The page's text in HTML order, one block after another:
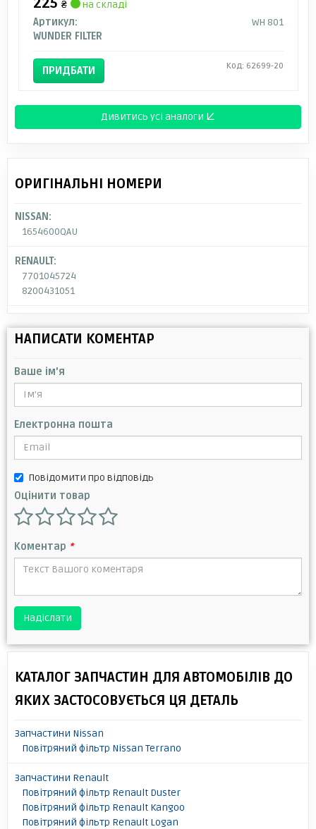
₴
на складі
Артикул:
WH 801
WUNDER FILTER
ПРИДБАТИ Код: 62699-20
Дивитись усі аналоги ↓
ОРИГІНАЛЬНІ НОМЕРИ
NISSAN:
1654600QAU
RENAULT:
7701045724
8200431051
НАПИСАТИ КОМЕНТАР
Ваше ім'я
Електронна пошта
Повідомити про відповідь
Оцінити товар
Коментар *
Надіслати
КАТАЛОГ ЗАПЧАСТИН ДЛЯ АВТОМОБІЛІВ ДО
ЯКИХ ЗАСТОСОВУЄТЬСЯ ЦЯ ДЕТАЛЬ
Запчастини Nissan
Повітряний фільтр Nissan Terrano
Запчастини Renault
Повітряний фільтр Renault Duster
Повітряний фільтр Renault Kangoo
Повітряний фільтр Renault Logan